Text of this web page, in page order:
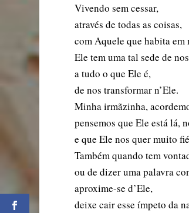
Vivendo sem cessar,
através de todas as coisas,
com Aquele que habita em
Ele tem uma tal sede de
a tudo o que Ele é,
de nos transformar n’Ele.
Minha irmãzinha,
pensemos que Ele está lá,
e que Ele nos quer muito
Também quando tem
ou de dizer uma palavra
aproxime-se d’Ele,
deixe cair esse ímpeto da